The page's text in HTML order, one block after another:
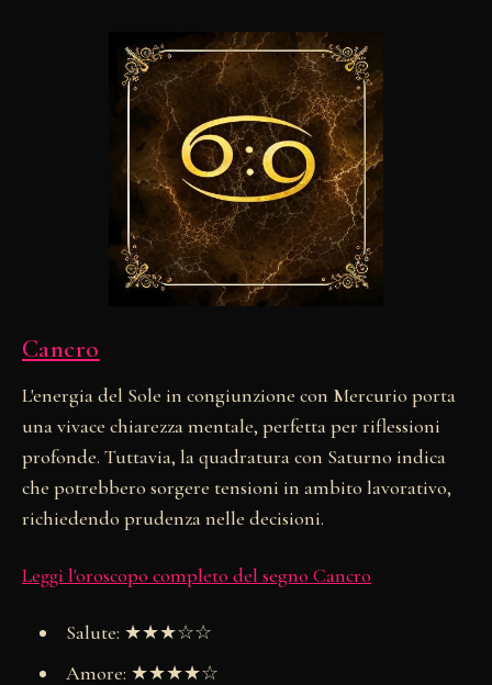
Cancro
L'energia del Sole in congiunzione con Mercurio porta
una vivace chiarezza mentale, perfetta per riflessioni
profonde. Tuttavia, la quadratura con Saturno indica
che potrebbero sorgere tensioni in ambito lavorativo,
richiedendo prudenza nelle decisioni.
Leggi l'oroscopo completo del segno Cancro
Salute: ★★★☆☆
Amore: ★★★★☆